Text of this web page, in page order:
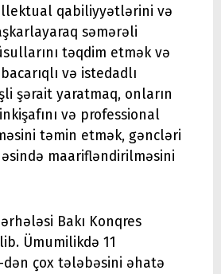
qabiliyyətlərini və
səmərəli
təqdim etmək və
və istedadlı
şərait yaratmaq, onların
və professional
təmin etmək, gəncləri
maarifləndirilməsini
Bakı Konqres
Ümumilikdə 11
çox tələbəsini əhatə